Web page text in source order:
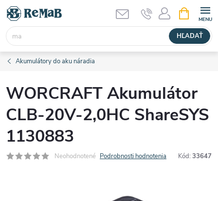
Prejsť
obsah
HĽADAŤ
KOŠÍK
Akumulátory do aku náradia
WORCRAFT Akumulátor
CLB-20V-2,0HC ShareSYS
1130883
Neohodnotené Podrobnosti hodnotenia Kód: 33647